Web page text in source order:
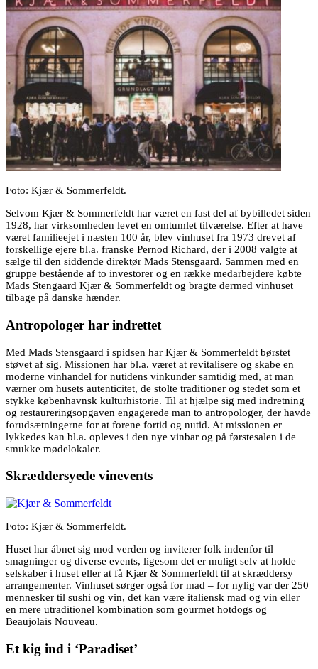
Foto: Kjær & Sommerfeldt.
Selvom Kjær & Sommerfeldt har været en fast del af bybilledet siden
1928, har virksomheden levet en omtumlet tilværelse. Efter at have
været familieejet i næsten 100 år, blev vinhuset fra 1973 drevet af
forskellige ejere bl.a. franske Pernod Richard, der i 2008 valgte at
sælge til den siddende direktør Mads Stensgaard. Sammen med en
gruppe bestående af to investorer og en række medarbejdere købte
Mads Stengaard Kjær & Sommerfeldt og bragte dermed vinhuset
tilbage på danske hænder.
Antropologer har indrettet
Med Mads Stensgaard i spidsen har Kjær & Sommerfeldt børstet
støvet af sig. Missionen har bl.a. været at revitalisere og skabe en
moderne vinhandel for nutidens vinkunder samtidig med, at man
værner om husets autenticitet, de stolte traditioner og stedet som et
stykke københavnsk kulturhistorie. Til at hjælpe sig med indretning
og restaureringsopgaven engagerede man to antropologer, der havde
forudsætningerne for at forene fortid og nutid. At missionen er
lykkedes kan bl.a. opleves i den nye vinbar og på førstesalen i de
smukke mødelokaler.
Skræddersyede vinevents
Foto: Kjær & Sommerfeldt.
Huset har åbnet sig mod verden og inviterer folk indenfor til
smagninger og diverse events, ligesom det er muligt selv at holde
selskaber i huset eller at få Kjær & Sommerfeldt til at skræddersy
arrangementer. Vinhuset sørger også for mad – for nylig var der 250
mennesker til sushi og vin, det kan være italiensk mad og vin eller
en mere utraditionel kombination som gourmet hotdogs og
Beaujolais Nouveau.
Et kig ind i ‘Paradiset’